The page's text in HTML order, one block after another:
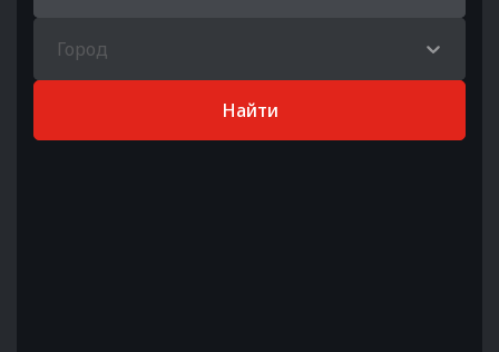
Город
Найти